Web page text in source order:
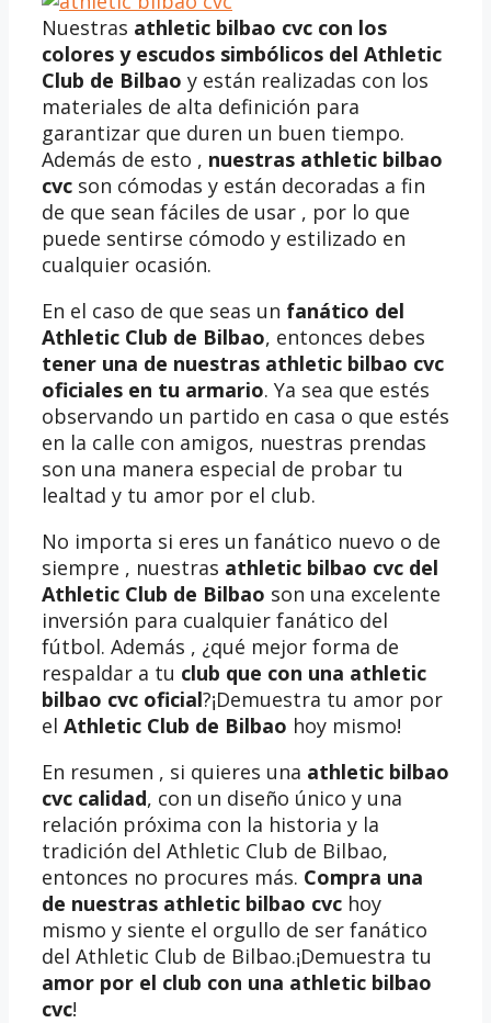
Nuestras athletic bilbao cvc con los
colores y escudos simbólicos del Athletic
Club de Bilbao y están realizadas con los
materiales de alta definición para
garantizar que duren un buen tiempo.
Además de esto , nuestras athletic bilbao
cvc son cómodas y están decoradas a fin
de que sean fáciles de usar , por lo que
puede sentirse cómodo y estilizado en
cualquier ocasión.
En el caso de que seas un fanático del
Athletic Club de Bilbao, entonces debes
tener una de nuestras athletic bilbao cvc
oficiales en tu armario. Ya sea que estés
observando un partido en casa o que estés
en la calle con amigos, nuestras prendas
son una manera especial de probar tu
lealtad y tu amor por el club.
No importa si eres un fanático nuevo o de
siempre , nuestras athletic bilbao cvc del
Athletic Club de Bilbao son una excelente
inversión para cualquier fanático del
fútbol. Además , ¿qué mejor forma de
respaldar a tu club que con una athletic
bilbao cvc oficial?¡Demuestra tu amor por
el Athletic Club de Bilbao hoy mismo!
En resumen , si quieres una athletic bilbao
cvc calidad, con un diseño único y una
relación próxima con la historia y la
tradición del Athletic Club de Bilbao,
entonces no procures más. Compra una
de nuestras athletic bilbao cvc hoy
mismo y siente el orgullo de ser fanático
del Athletic Club de Bilbao.¡Demuestra tu
amor por el club con una athletic bilbao
cvc!